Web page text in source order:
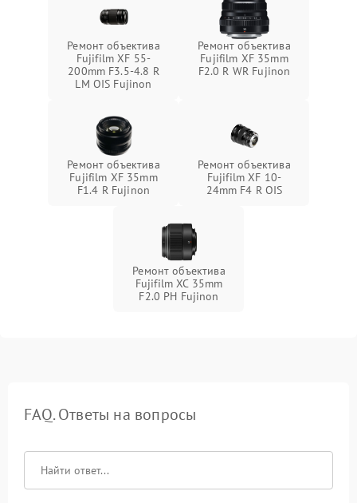
Ремонт объектива
Fujifilm XF 55-
200mm F3.5-4.8 R
LM OIS Fujinon
Ремонт объектива
Fujifilm XF 35mm
F2.0 R WR Fujinon
Ремонт объектива
Fujifilm XF 35mm
F1.4 R Fujinon
Ремонт объектива
Fujifilm XF 10-
24mm F4 R OIS
Ремонт объектива
Fujifilm XC 35mm
F2.0 PH Fujinon
FAQ. Ответы на вопросы